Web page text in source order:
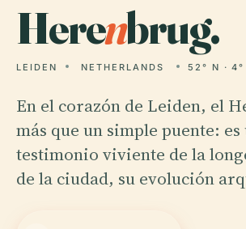
Herenbrug.
LEIDEN NETHERLANDS 52° N · 4°
En el corazón de Leiden, el
más que un simple puente: es
testimonio viviente de la
de la ciudad, su evolución